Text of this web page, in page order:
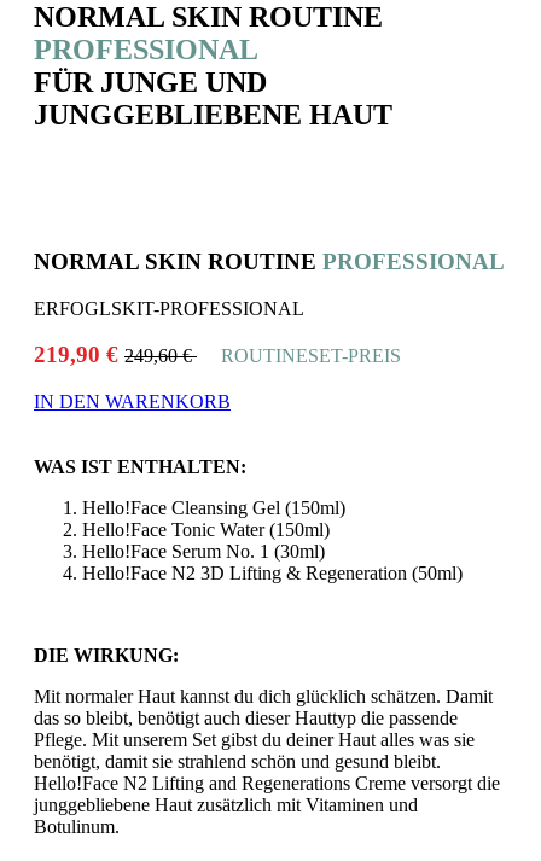
NORMAL SKIN ROUTINE
PROFESSIONAL
FÜR JUNGE UND
JUNGGEBLIEBENE HAUT
NORMAL SKIN ROUTINE PROFESSIONAL
ERFOGLSKIT-PROFESSIONAL
219,90 € 249,60 € ROUTINESET-PREIS
IN DEN WARENKORB
WAS IST ENTHALTEN:
Hello!Face Cleansing Gel (150ml)
Hello!Face Tonic Water (150ml)
Hello!Face Serum No. 1 (30ml)
Hello!Face N2 3D Lifting & Regeneration (50ml)
DIE WIRKUNG:
Mit normaler Haut kannst du dich glücklich schätzen. Damit
das so bleibt, benötigt auch dieser Hauttyp die passende
Pflege. Mit unserem Set gibst du deiner Haut alles was sie
benötigt, damit sie strahlend schön und gesund bleibt.
Hello!Face N2 Lifting and Regenerations Creme versorgt die
junggebliebene Haut zusätzlich mit Vitaminen und
Botulinum.